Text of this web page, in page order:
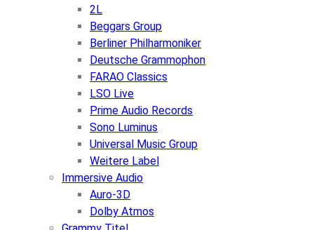
2L
Beggars Group
Berliner Philharmoniker
Deutsche Grammophon
FARAO Classics
LSO Live
Prime Audio Records
Sono Luminus
Universal Music Group
Weitere Label
Immersive Audio
Auro-3D
Dolby Atmos